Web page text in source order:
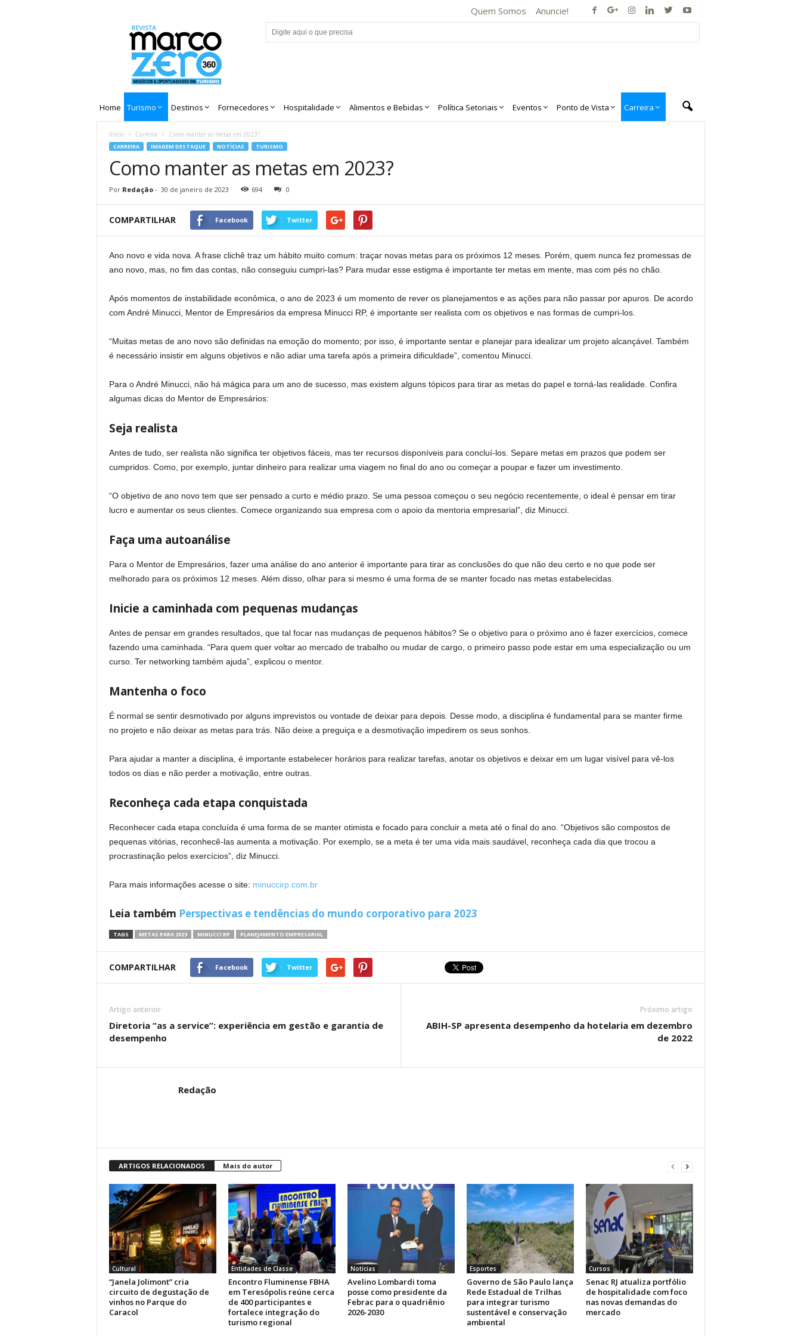
Quem Somos Anuncie!
Home Turismo Destinos Fornecedores Hospitalidade Alimentos e Bebidas Política Setoriais Eventos Ponto de Vista Carreira
Início Carreira Como manter as metas em 2023?
CARREIRA IMAGEM DESTAQUE NOTÍCIAS TURISMO
Como manter as metas em 2023?
Por Redação- 30 de janeiro de 2023 694 0
COMPARTILHAR Facebook Twitter
Ano novo e vida nova. A frase clichê traz um hábito muito comum: traçar novas metas para os próximos 12 meses. Porém, quem nunca fez promessas de
ano novo, mas, no fim das contas, não conseguiu cumpri-las? Para mudar esse estigma é importante ter metas em mente, mas com pés no chão.
Após momentos de instabilidade econômica, o ano de 2023 é um momento de rever os planejamentos e as ações para não passar por apuros. De acordo
com André Minucci, Mentor de Empresários da empresa Minucci RP, é importante ser realista com os objetivos e nas formas de cumpri-los.
“Muitas metas de ano novo são definidas na emoção do momento; por isso, é importante sentar e planejar para idealizar um projeto alcançável. Também
é necessário insistir em alguns objetivos e não adiar uma tarefa após a primeira dificuldade”, comentou Minucci.
Para o André Minucci, não há mágica para um ano de sucesso, mas existem alguns tópicos para tirar as metas do papel e torná-las realidade. Confira
algumas dicas do Mentor de Empresários:
Seja realista
Antes de tudo, ser realista não significa ter objetivos fáceis, mas ter recursos disponíveis para concluí-los. Separe metas em prazos que podem ser
cumpridos. Como, por exemplo, juntar dinheiro para realizar uma viagem no final do ano ou começar a poupar e fazer um investimento.
“O objetivo de ano novo tem que ser pensado a curto e médio prazo. Se uma pessoa começou o seu negócio recentemente, o ideal é pensar em tirar
lucro e aumentar os seus clientes. Comece organizando sua empresa com o apoio da mentoria empresarial”, diz Minucci.
Faça uma autoanálise
Para o Mentor de Empresários, fazer uma análise do ano anterior é importante para tirar as conclusões do que não deu certo e no que pode ser
melhorado para os próximos 12 meses. Além disso, olhar para si mesmo é uma forma de se manter focado nas metas estabelecidas.
Inicie a caminhada com pequenas mudanças
Antes de pensar em grandes resultados, que tal focar nas mudanças de pequenos hábitos? Se o objetivo para o próximo ano é fazer exercícios, comece
fazendo uma caminhada. “Para quem quer voltar ao mercado de trabalho ou mudar de cargo, o primeiro passo pode estar em uma especialização ou um
curso. Ter networking também ajuda”, explicou o mentor.
Mantenha o foco
É normal se sentir desmotivado por alguns imprevistos ou vontade de deixar para depois. Desse modo, a disciplina é fundamental para se manter firme
no projeto e não deixar as metas para trás. Não deixe a preguiça e a desmotivação impedirem os seus sonhos.
Para ajudar a manter a disciplina, é importante estabelecer horários para realizar tarefas, anotar os objetivos e deixar em um lugar visível para vê-los
todos os dias e não perder a motivação, entre outras.
Reconheça cada etapa conquistada
Reconhecer cada etapa concluída é uma forma de se manter otimista e focado para concluir a meta até o final do ano. “Objetivos são compostos de
pequenas vitórias, reconhecê-las aumenta a motivação. Por exemplo, se a meta é ter uma vida mais saudável, reconheça cada dia que trocou a
procrastinação pelos exercícios”, diz Minucci.
Para mais informações acesse o site: minuccirp.com.br
Leia também Perspectivas e tendências do mundo corporativo para 2023
TAGS METAS PARA 2023 MINUCCI RP PLANEJAMENTO EMPRESARIAL
COMPARTILHAR Facebook Twitter
Artigo anterior
Diretoria “as a service”: experiência em gestão e garantia de
desempenho
Próximo artigo
ABIH-SP apresenta desempenho da hotelaria em dezembro
de 2022
Redação
ARTIGOS RELACIONADOS Mais do autor
Cultural
“Janela Jolimont” cria
circuito de degustação de
vinhos no Parque do
Caracol
Entidades de Classe
Encontro Fluminense FBHA
em Teresópolis reúne cerca
de 400 participantes e
fortalece integração do
turismo regional
Notícias
Avelino Lombardi toma
posse como presidente da
Febrac para o quadriênio
2026-2030
Esportes
Governo de São Paulo lança
Rede Estadual de Trilhas
para integrar turismo
sustentável e conservação
ambiental
Cursos
Senac RJ atualiza portfólio
de hospitalidade com foco
nas novas demandas do
mercado